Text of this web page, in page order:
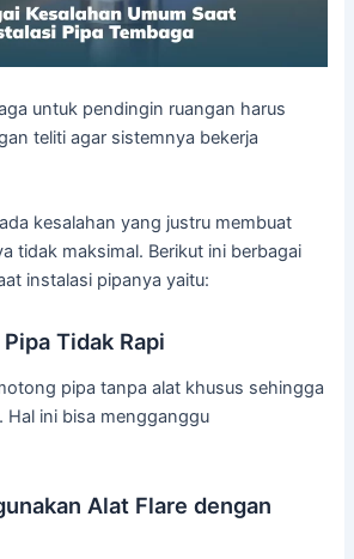
untuk pendingin ruangan harus
teliti agar sistemnya bekerja
kesalahan yang justru membuat
tidak maksimal. Berikut ini berbagai
instalasi pipanya yaitu:
Tidak Rapi
pipa tanpa alat khusus sehingga
Hal ini bisa mengganggu
Alat Flare dengan